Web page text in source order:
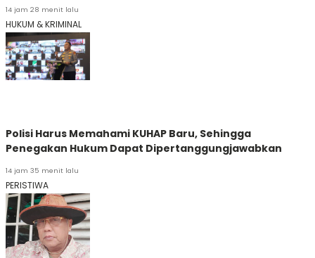
14 jam 28 menit lalu
HUKUM & KRIMINAL
Polisi Harus Memahami KUHAP Baru, Sehingga
Penegakan Hukum Dapat Dipertanggungjawabkan
14 jam 35 menit lalu
PERISTIWA